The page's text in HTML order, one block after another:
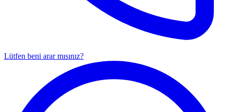
Lütfen beni arar mısınız?